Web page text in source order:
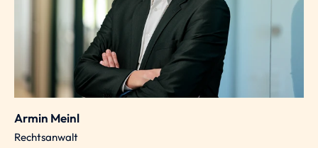
Armin Meinl
Rechtsanwalt